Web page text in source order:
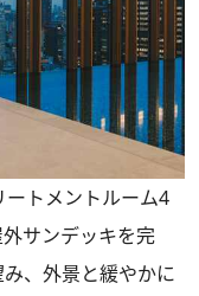
トメントルーム4
サンデッキを完
、外景と緩やかに